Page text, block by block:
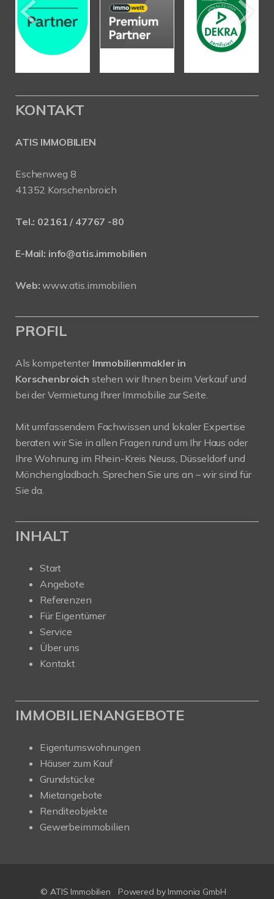
KONTAKT
ATIS IMMOBILIEN
Eschenweg 8
41352 Korschenbroich
Tel.: 02161 / 47767 -80
E-Mail: info@atis.immobilien
Web: www.atis.immobilien
PROFIL
Als kompetenter Immobilienmakler in
Korschenbroich stehen wir Ihnen beim Verkauf und
bei der Vermietung Ihrer Immobilie zur Seite.
Mit umfassendem Fachwissen und lokaler Expertise
beraten wir Sie in allen Fragen rund um Ihr Haus oder
Ihre Wohnung im Rhein-Kreis Neuss, Düsseldorf und
Mönchengladbach. Sprechen Sie uns an – wir sind für
Sie da.
INHALT
Start
Angebote
Referenzen
Für Eigentümer
Service
Über uns
Kontakt
IMMOBILIENANGEBOTE
Eigentumswohnungen
Häuser zum Kauf
Grundstücke
Mietangebote
Renditeobjekte
Gewerbeimmobilien
© ATIS Immobilien Powered by Immonia GmbH